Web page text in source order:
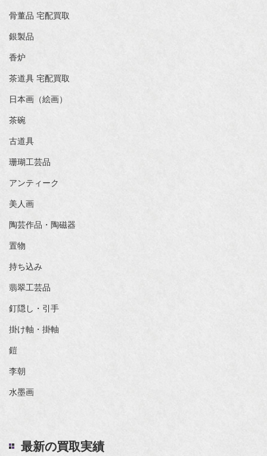
骨董品 宅配買取
銀製品
香炉
茶道具 宅配買取
日本画（絵画）
茶碗
古道具
珊瑚工芸品
アンティーク
美人画
陶芸作品・陶磁器
置物
持ち込み
翡翠工芸品
釘隠し・引手
掛け軸・掛軸
鎧
李朝
水墨画
最新の買取実績